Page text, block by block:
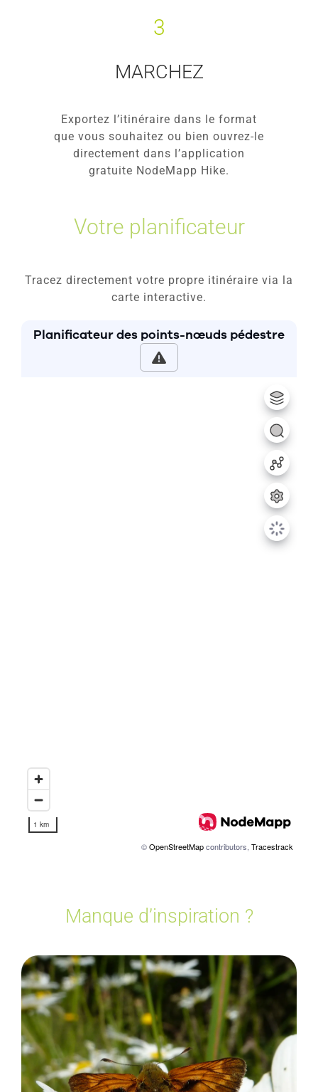
3
MARCHEZ
Exportez l’itinéraire dans le format
que vous souhaitez ou bien ouvrez-le
directement dans l’application
gratuite NodeMapp Hike.
Votre planificateur
Tracez directement votre propre itinéraire via la
carte interactive.
Manque d’inspiration ?